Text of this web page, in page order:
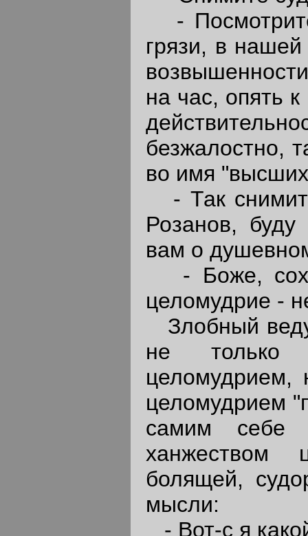
-
грязи, в
на час, опять
безжалостно,
во имя
- Так
Розанов,
вам о
- Боже,
целомудрие -
Злобный
не только
целомудрием,
целомудрием
самим себе
ханжеством
болящей,
мысли:
- Вот-с я